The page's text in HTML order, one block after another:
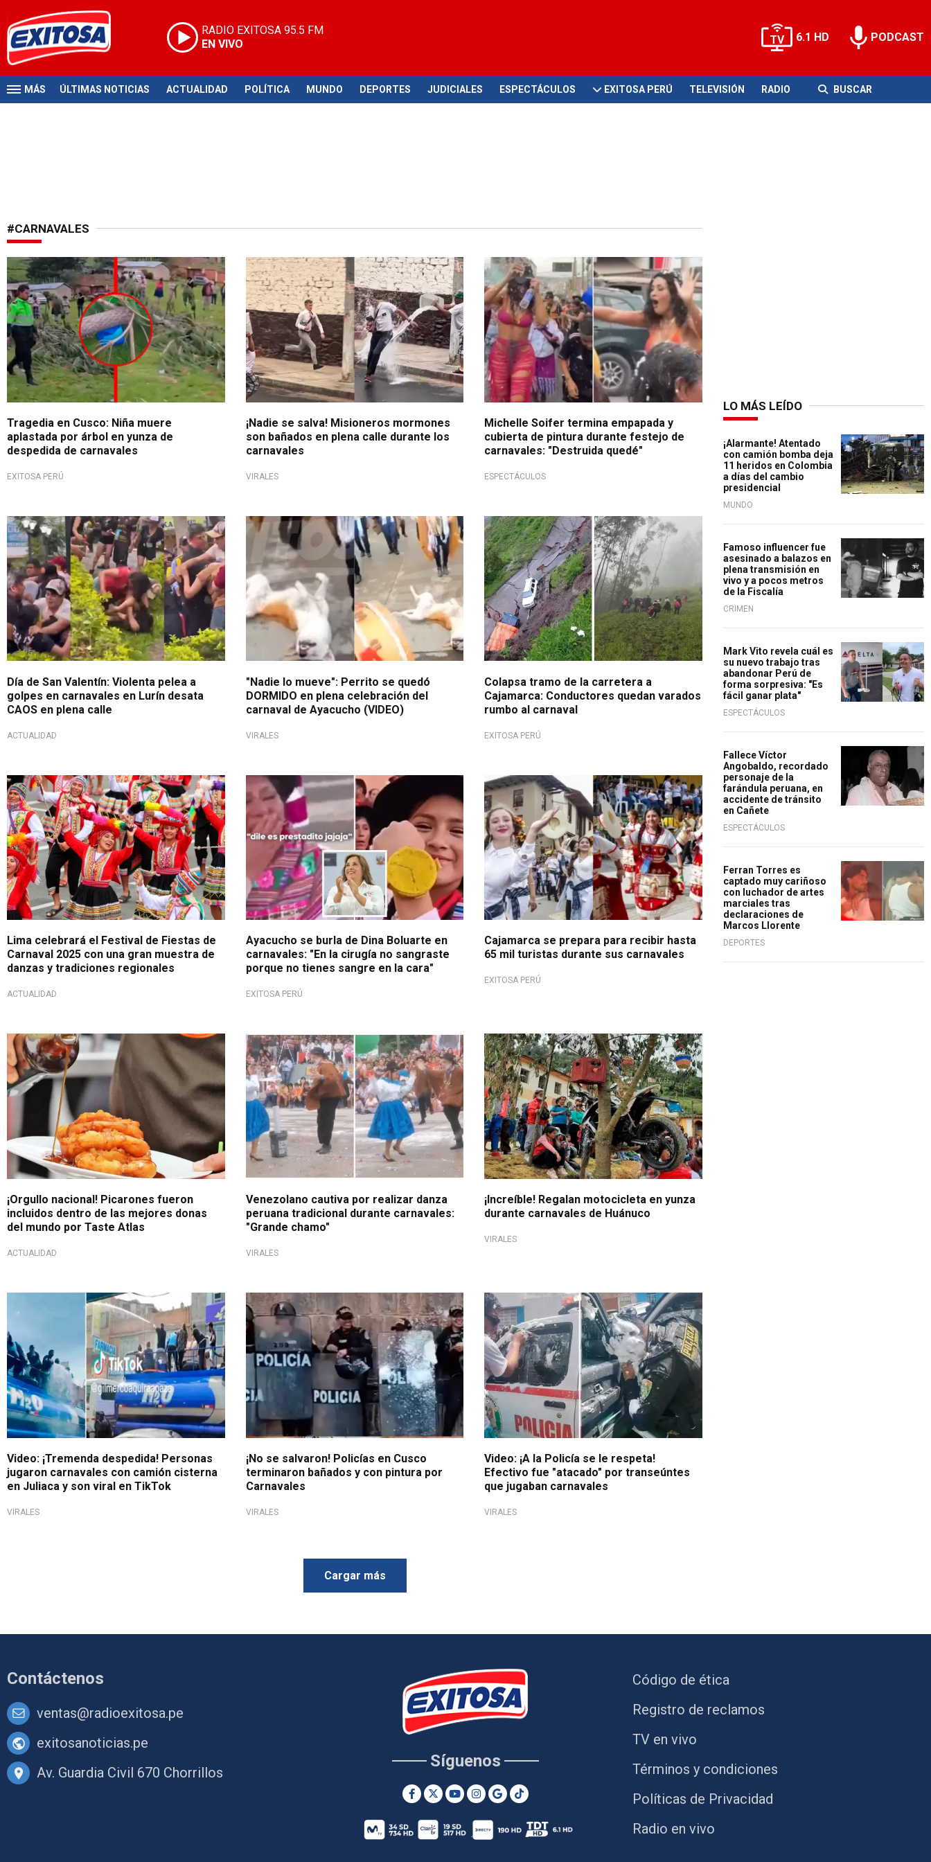
RADIO EXITOSA 95.5 FM
EN VIVO
6.1 HD PODCAST
MÁS ÚLTIMAS NOTICIAS ACTUALIDAD POLÍTICA MUNDO DEPORTES JUDICIALES ESPECTÁCULOS EXITOSA PERÚ TELEVISIÓN RADIO BUSCAR
#CARNAVALES
Celebración trágica
Tragedia en Cusco: Niña muere
aplastada por árbol en yunza de
despedida de carnavales
EXITOSA PERÚ
¡Sorpresa!
¡Nadie se salva! Misioneros mormones
son bañados en plena calle durante los
carnavales
VIRALES
En el Callao
Michelle Soifer termina empapada y
cubierta de pintura durante festejo de
carnavales: "Destruida quedé"
ESPECTÁCULOS
Este 14 de febrero
Día de San Valentín: Violenta pelea a
golpes en carnavales en Lurín desata
CAOS en plena calle
ACTUALIDAD
Siesta en plena vía
"Nadie lo mueve": Perrito se quedó
DORMIDO en plena celebración del
carnaval de Ayacucho (VIDEO)
VIRALES
Vías destruidas
Colapsa tramo de la carretera a
Cajamarca: Conductores quedan varados
rumbo al carnaval
EXITOSA PERÚ
El 26 de febrero
Lima celebrará el Festival de Fiestas de
Carnaval 2025 con una gran muestra de
danzas y tradiciones regionales
ACTUALIDAD
Cantos irónicos
Ayacucho se burla de Dina Boluarte en
carnavales: "En la cirugía no sangraste
porque no tienes sangre en la cara"
EXITOSA PERÚ
Fiesta regional
Cajamarca se prepara para recibir hasta
65 mil turistas durante sus carnavales
EXITOSA PERÚ
¡En lo alto!
¡Orgullo nacional! Picarones fueron
incluidos dentro de las mejores donas
del mundo por Taste Atlas
ACTUALIDAD
Carnaval Intercultural Pichanaqui
Venezolano cautiva por realizar danza
peruana tradicional durante carnavales:
"Grande chamo"
VIRALES
En Churubamba
¡Increíble! Regalan motocicleta en yunza
durante carnavales de Huánuco
VIRALES
Clip ya cuenta con 40 mil vistas
Video: ¡Tremenda despedida! Personas
jugaron carnavales con camión cisterna
en Juliaca y son viral en TikTok
VIRALES
Comunidad peruana reacciona
¡No se salvaron! Policías en Cusco
terminaron bañados y con pintura por
Carnavales
VIRALES
Video ya cuenta con más 800 mil vistas en
TikTok
Video: ¡A la Policía se le respeta!
Efectivo fue "atacado" por transeúntes
que jugaban carnavales
VIRALES
Cargar más
LO MÁS LEÍDO
¡Alarmante! Atentado
con camión bomba deja
11 heridos en Colombia
a días del cambio
presidencial
MUNDO
Famoso influencer fue
asesinado a balazos en
plena transmisión en
vivo y a pocos metros
de la Fiscalía
CRIMEN
Mark Vito revela cuál es
su nuevo trabajo tras
abandonar Perú de
forma sorpresiva: "Es
fácil ganar plata"
ESPECTÁCULOS
Fallece Víctor
Angobaldo, recordado
personaje de la
farándula peruana, en
accidente de tránsito
en Cañete
ESPECTÁCULOS
Ferran Torres es
captado muy cariñoso
con luchador de artes
marciales tras
declaraciones de
Marcos Llorente
DEPORTES
Contáctenos
ventas@radioexitosa.pe
exitosanoticias.pe
Av. Guardia Civil 670 Chorrillos
Síguenos
Código de ética
Registro de reclamos
TV en vivo
Términos y condiciones
Políticas de Privacidad
Radio en vivo